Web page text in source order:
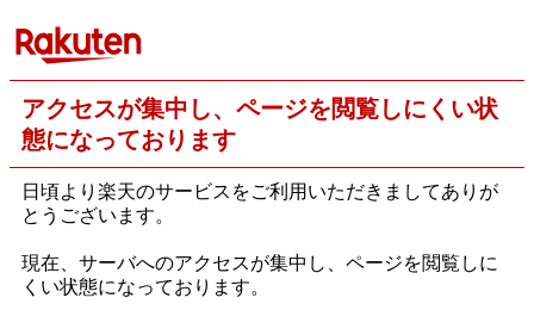
アクセスが集中し、ページを閲覧しにくい状
態になっております
日頃より楽天のサービスをご利用いただきましてありが
とうございます。
現在、サーバへのアクセスが集中し、ページを閲覧しに
くい状態になっております。